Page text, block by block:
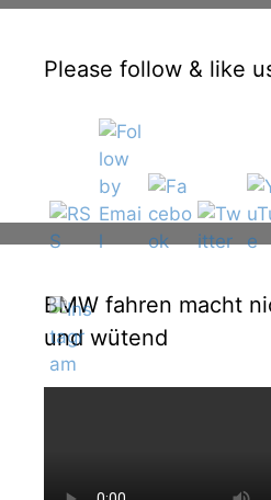
Please follow & like
BMW fahren macht
und wütend